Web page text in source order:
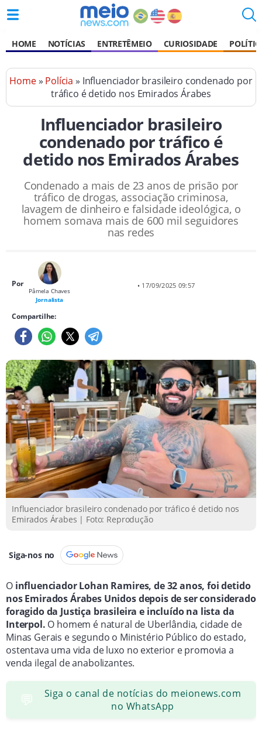
HOME NOTÍCIAS ENTRETÊMEIO CURIOSIDADE
Home» Polícia » Influenciador brasileiro condenado por
tráfico é detido nos Emirados Árabes
Influenciador brasileiro
condenado por tráfico é
detido nos Emirados Árabes
Condenado a mais de 23 anos de prisão por
tráfico de drogas, associação criminosa,
lavagem de dinheiro e falsidade ideológica, o
homem somava mais de 600 mil seguidores
nas redes
Por
Pâmela Chaves
Jornalista
• 17/09/2025 09:57
Compartilhe:
Influenciador brasileiro condenado por tráfico é detido nos
Emirados Árabes | Foto: Reprodução
Siga-nos no
Oinfluenciador Lohan Ramires, de 32 anos, foi detido
nos Emirados Árabes Unidos depois de ser considerado
foragido da Justiça brasileira e incluído na lista da
Interpol. O homem é natural de Uberlândia, cidade de
Minas Gerais e segundo o Ministério Público do estado,
ostentava uma vida de luxo no exterior e promovia a
venda ilegal de anabolizantes.
💬
Siga o canal de notícias do meionews.com
no WhatsApp